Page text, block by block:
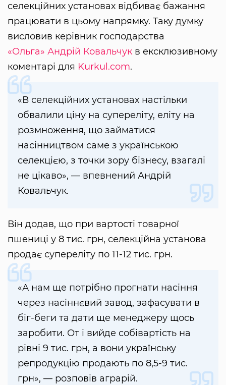
селекційних установах відбиває бажання
працювати в цьому напрямку. Таку думку
висловив керівник господарства
«Ольга» Андрій Ковальчук в ексклюзивному
коментарі для Kurkul.com.
«В селекційних установах настільки
обвалили ціну на супереліту, еліту на
розмноження, що займатися
насінництвом саме з українською
селекцією, з точки зору бізнесу, взагалі
не цікаво», — впевнений Андрій
Ковальчук.
Він додав, що при вартості товарної
пшениці у 8 тис. грн, селекційна установа
продає супереліту по 11-12 тис. грн.
«А нам ще потрібно прогнати насіння
через насіннєвий завод, зафасувати в
біг-беги та дати ще менеджеру щось
заробити. От і вийде собівартість на
рівні 9 тис. грн, а вони українську
репродукцію продають по 8,5-9 тис.
грн», — розповів аграрій.